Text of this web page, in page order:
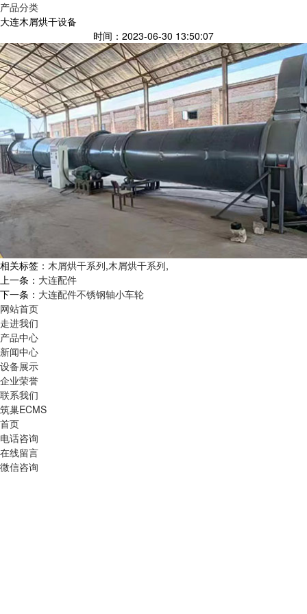
产品分类
大连木屑烘干设备
时间：2023-06-30 13:50:07
相关标签： 木屑烘干系列,木屑烘干系列,
上一条： 大连配件
下一条： 大连配件不锈钢轴小车轮
网站首页
走进我们
产品中心
新闻中心
设备展示
企业荣誉
联系我们
筑巢ECMS
首页
电话咨询
在线留言
微信咨询